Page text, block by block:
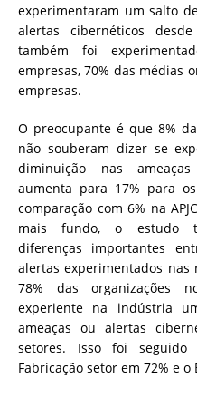
experimentaram um salto
alertas cibernéticos
também foi
empresas, 70% das médias
empresas.
O preocupante é que 8%
não souberam dizer se
diminuição nas
aumenta para 17% para
comparação com 6% na
mais fundo, o estudo
diferenças importantes
alertas experimentados nas
78% das organizações
experiente na indústria
ameaças ou alertas
setores. Isso foi seguido
Fabricação setor em 72% e o